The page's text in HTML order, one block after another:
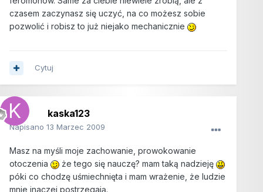
czasem zaczynasz się uczyć, na co możesz sobie
pozwolić i robisz to już niejako mechanicznie
Cytuj
kaska123
Napisano 13 Marzec 2009
Masz na myśli moje zachowanie, prowokowanie
otoczenia
że tego się nauczę? mam taką nadzieję
póki co chodzę uśmiechnięta i mam wrażenie, że ludzie
mnie inaczej postrzegają.